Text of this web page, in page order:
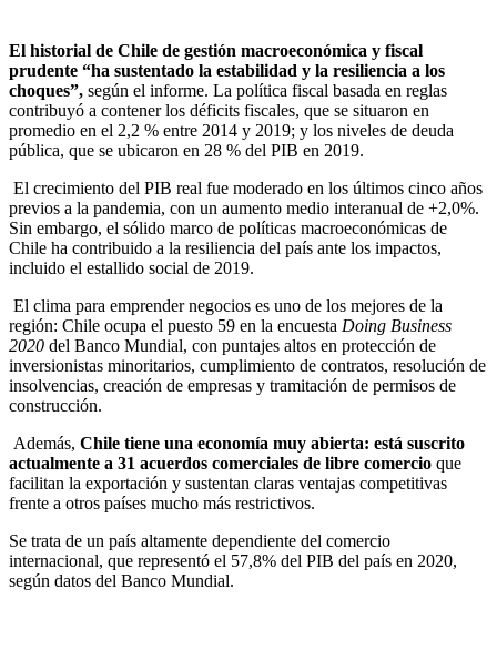
El historial de Chile de gestión macroeconómica y fiscal
prudente “ha sustentado la estabilidad y la resiliencia a los
choques”, según el informe. La política fiscal basada en reglas
contribuyó a contener los déficits fiscales, que se situaron en
promedio en el 2,2 % entre 2014 y 2019; y los niveles de deuda
pública, que se ubicaron en 28 % del PIB en 2019.
El crecimiento del PIB real fue moderado en los últimos cinco años
previos a la pandemia, con un aumento medio interanual de +2,0%.
Sin embargo, el sólido marco de políticas macroeconómicas de
Chile ha contribuido a la resiliencia del país ante los impactos,
incluido el estallido social de 2019.
El clima para emprender negocios es uno de los mejores de la
región: Chile ocupa el puesto 59 en la encuesta Doing Business
2020 del Banco Mundial, con puntajes altos en protección de
inversionistas minoritarios, cumplimiento de contratos, resolución de
insolvencias, creación de empresas y tramitación de permisos de
construcción.
Además, Chile tiene una economía muy abierta: está suscrito
actualmente a 31 acuerdos comerciales de libre comercio que
facilitan la exportación y sustentan claras ventajas competitivas
frente a otros países mucho más restrictivos.
Se trata de un país altamente dependiente del comercio
internacional, que representó el 57,8% del PIB del país en 2020,
según datos del Banco Mundial.